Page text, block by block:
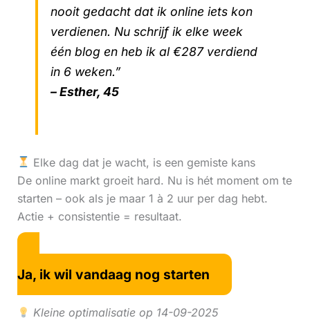
nooit gedacht dat ik online iets kon
verdienen. Nu schrijf ik elke week
één blog en heb ik al €287 verdiend
in 6 weken.”
– Esther, 45
Elke dag dat je wacht, is een gemiste kans
De online markt groeit hard. Nu is hét moment om te
starten – ook als je maar 1 à 2 uur per dag hebt.
Actie + consistentie = resultaat.
Ja, ik wil vandaag nog starten
Kleine optimalisatie op 14-09-2025